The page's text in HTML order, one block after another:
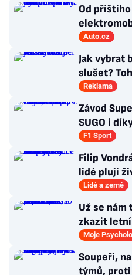
Od
sedanu i3
Auto.cz
Jak vybrat
slušet?
Reklama
Závod
SUGO i
Fukuzumi.
F1 Sport
Filip
lidé plují
věci tolik
Lidé a země
Už se nám
zkazit letní
zářijový
Moje
Soupeři,
týmů, proti